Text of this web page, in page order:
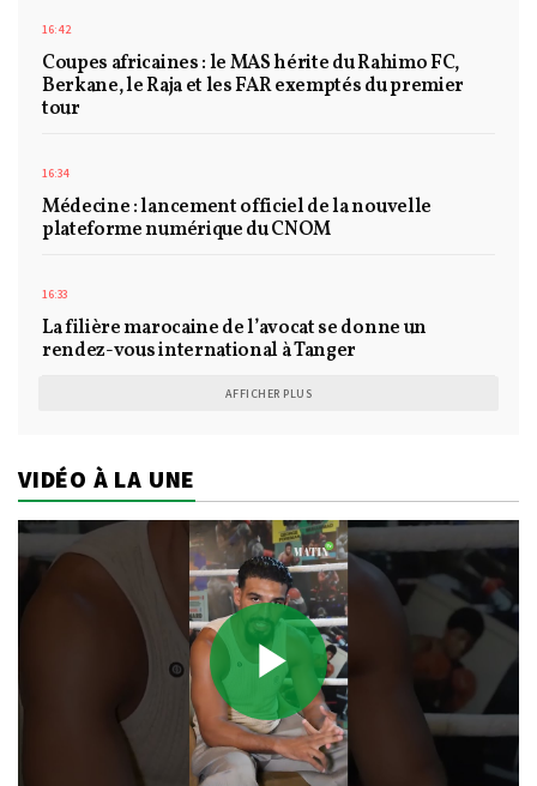
16:42
Coupes africaines : le MAS hérite du Rahimo FC,
Berkane, le Raja et les FAR exemptés du premier
tour
16:34
Médecine : lancement officiel de la nouvelle
plateforme numérique du CNOM
16:33
La filière marocaine de l’avocat se donne un
rendez-vous international à Tanger
AFFICHER PLUS
VIDÉO À LA UNE
Play